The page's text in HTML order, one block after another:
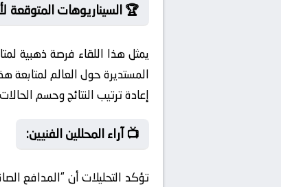
🏆 السيناريوهات المتوقعة
يمثل هذا اللقاء فرصة ذهبية
إعادة ترتيب النتائج وحسم
📺 آراء المحللين الفنيين: